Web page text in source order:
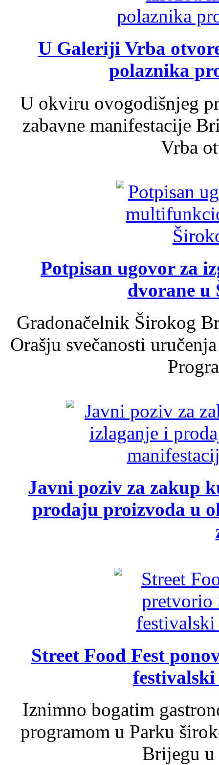
U Galeriji Vrba
polaznika
U okviru ovogodišnjeg
zabavne manifestacije
Vrba
Potpisan ugovor za
dvorane u
Gradonačelnik Širokog
Orašju svečanosti
Javni poziv za zakup
prodaju proizvoda u
Street Food Fest
Iznimno bogatim
programom u Parku
Brijegu u